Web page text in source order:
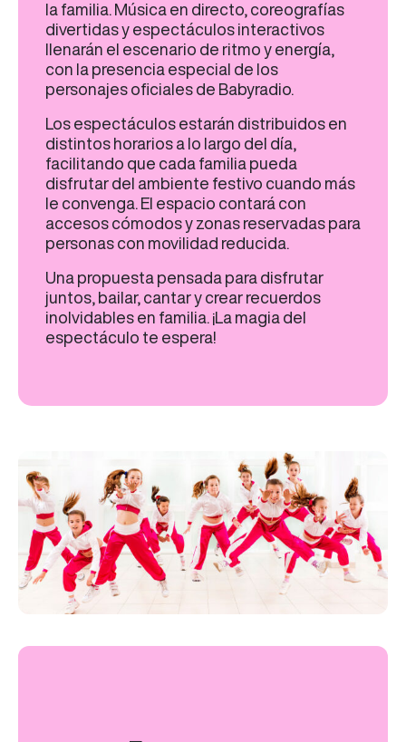
la familia. Música en directo, coreografías
divertidas y espectáculos interactivos
llenarán el escenario de ritmo y energía,
con la presencia especial de los
personajes oficiales de Babyradio.
Los espectáculos estarán distribuidos en
distintos horarios a lo largo del día,
facilitando que cada familia pueda
disfrutar del ambiente festivo cuando más
le convenga. El espacio contará con
accesos cómodos y zonas reservadas para
personas con movilidad reducida.
Una propuesta pensada para disfrutar
juntos, bailar, cantar y crear recuerdos
inolvidables en familia. ¡La magia del
espectáculo te espera!